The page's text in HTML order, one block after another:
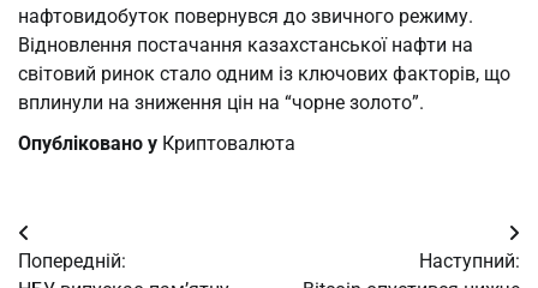
нафтовидобуток повернувся до звичного режиму.
Відновлення постачання казахстанської нафти на
світовий ринок стало одним із ключових факторів, що
вплинули на зниження цін на “чорне золото”.
Опубліковано у Криптовалюта
Навігація
Попередній:
Наступний: